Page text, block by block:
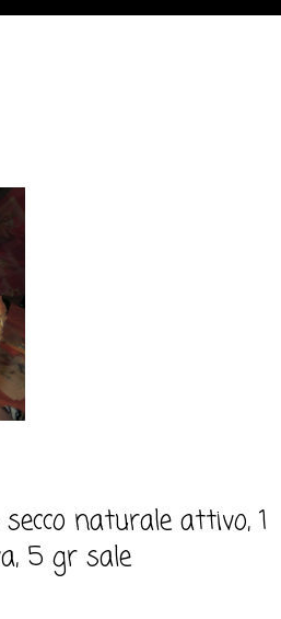
naturale attivo, 1
5 gr sale